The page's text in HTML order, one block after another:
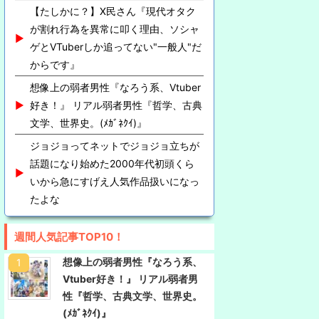
【たしかに？】X民さん『現代オタク
が割れ行為を異常に叩く理由、ソシャ
ゲとVTuberしか追ってない"一般人"だ
からです』
想像上の弱者男性『なろう系、Vtuber
好き！』 リアル弱者男性『哲学、古典
文学、世界史。(ﾒｶﾞﾈｸｲ)』
ジョジョってネットでジョジョ立ちが
話題になり始めた2000年代初頭くら
いから急にすげえ人気作品扱いになっ
たよな
週間人気記事TOP10！
想像上の弱者男性『なろう系、
Vtuber好き！』 リアル弱者男
性『哲学、古典文学、世界史。
(ﾒｶﾞﾈｸｲ)』